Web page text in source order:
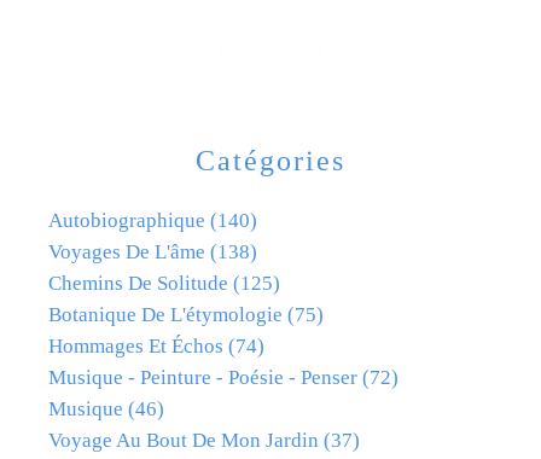
Catégories
Autobiographique (140)
Voyages De L'âme (138)
Chemins De Solitude (125)
Botanique De L'étymologie (75)
Hommages Et Échos (74)
Musique - Peinture - Poésie - Penser (72)
Musique (46)
Voyage Au Bout De Mon Jardin (37)